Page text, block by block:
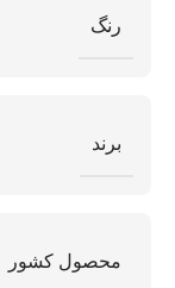
رنگ
برند
محصول کشور